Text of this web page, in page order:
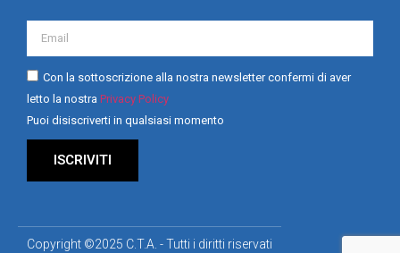
Con la sottoscrizione alla nostra newsletter confermi di aver
letto la nostra Privacy Policy
Puoi disiscriverti in qualsiasi momento
ISCRIVITI
Copyright ©2025 C.T.A. - Tutti i diritti riservati